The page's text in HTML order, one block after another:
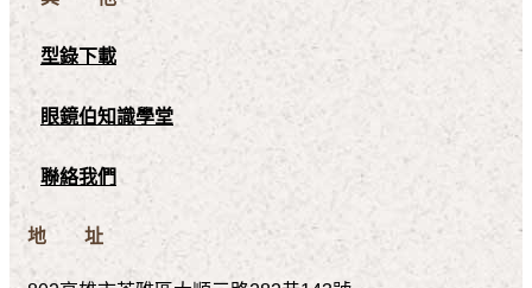
型錄下載
眼鏡伯知識學堂
聯絡我們
地 址